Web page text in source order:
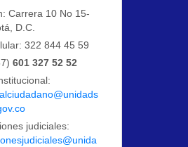
Carrera 10 No 15-
D.C.
322 844 45 59
601 327 52 52
judiciales: